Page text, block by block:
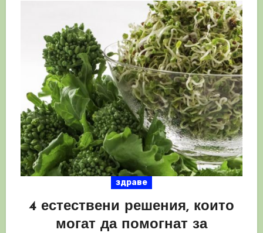
здраве
4 естествени решения, които
могат да помогнат за